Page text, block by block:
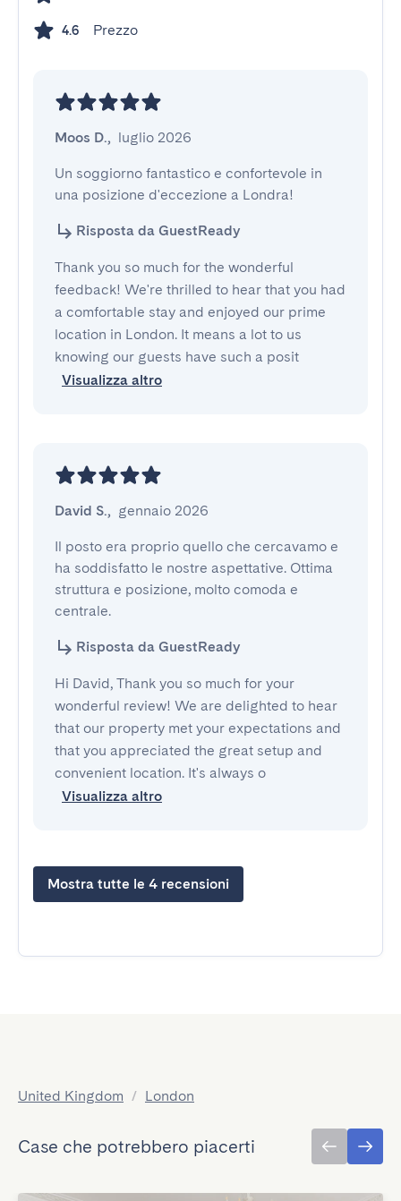
4.6 Prezzo
Moos D., luglio 2026
Un soggiorno fantastico e confortevole in
una posizione d'eccezione a Londra!
Risposta da GuestReady
Thank you so much for the wonderful
feedback! We're thrilled to hear that you had
a comfortable stay and enjoyed our prime
location in London. It means a lot to us
knowing our guests have such a posit
Visualizza altro
David S., gennaio 2026
Il posto era proprio quello che cercavamo e
ha soddisfatto le nostre aspettative. Ottima
struttura e posizione, molto comoda e
centrale.
Risposta da GuestReady
Hi David, Thank you so much for your
wonderful review! We are delighted to hear
that our property met your expectations and
that you appreciated the great setup and
convenient location. It's always o
Visualizza altro
Mostra tutte le 4 recensioni
United Kingdom / London
Case che potrebbero piacerti